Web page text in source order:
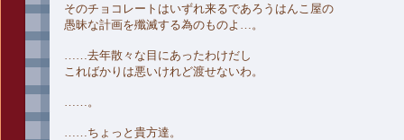
そのチョコレートはいずれ来るであろうはんこ屋の
愚昧な計画を殲滅する為のものよ…。
……去年散々な目にあったわけだし
こればかりは悪いけれど渡せないわ。
……。
……ちょっと貴方達。